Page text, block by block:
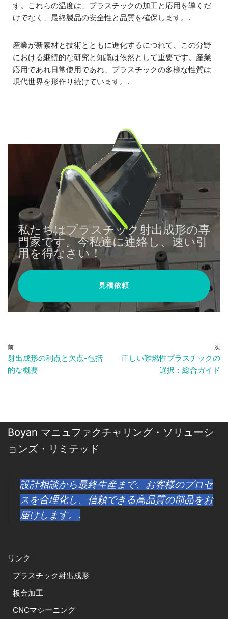
す。これらの温度は、プラスチックの加工と応用を導くだ
けでなく、最終製品の安全性と品質を確保します。.
産業が新素材と技術とともに進化するにつれて、この分野
における継続的な研究と知識は依然として重要です。産業
応用であれ日常使用であれ、プラスチックの多様な性質は
現代世界を形作り続けています。.
私たちはプラスチック射出成形の専
門家です。今私達に連絡し、速い引
用を得なさい！
見積依頼
前
射出成形の利点と欠点-包括
的な概要
次
正しい難燃性プラスチックの
選択：総合ガイド
Boyan マニュファクチャリング・ソリューシ
ョンズ・リミテッド
設計相談から最終生産まで、お客様のプロセ
スを合理化し、信頼できる高品質の部品をお
届けします。.
リンク
プラスチック射出成形
板金加工
CNCマシーニング